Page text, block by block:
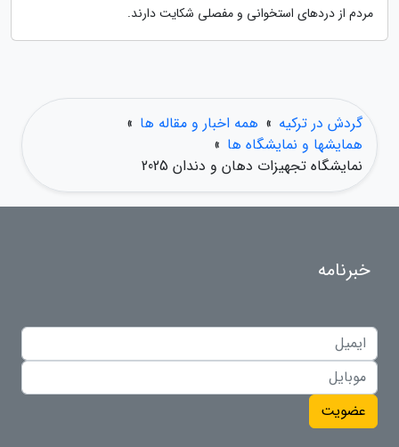
مردم از دردهای استخوانی و مفصلی شکایت دارند.
گردش در ترکیه » همه اخبار و مقاله ها »
همایشها و نمایشگاه ها »
نمایشگاه تجهیزات دهان و دندان 2025
خبرنامه
عضویت